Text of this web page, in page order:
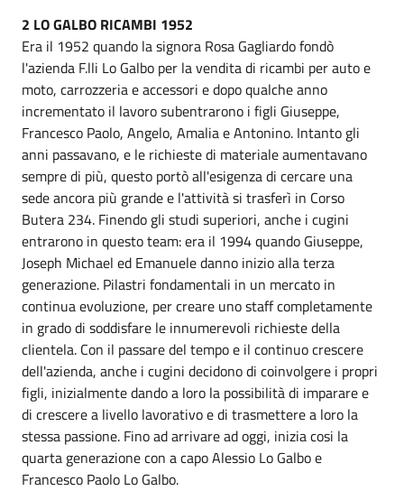
2 LO GALBO RICAMBI 1952
Era il 1952 quando la signora Rosa Gagliardo fondò
l'azienda F.lli Lo Galbo per la vendita di ricambi per auto e
moto, carrozzeria e accessori e dopo qualche anno
incrementato il lavoro subentrarono i figli Giuseppe,
Francesco Paolo, Angelo, Amalia e Antonino. Intanto gli
anni passavano, e le richieste di materiale aumentavano
sempre di più, questo portò all'esigenza di cercare una
sede ancora più grande e l'attività si trasferì in Corso
Butera 234. Finendo gli studi superiori, anche i cugini
entrarono in questo team: era il 1994 quando Giuseppe,
Joseph Michael ed Emanuele danno inizio alla terza
generazione. Pilastri fondamentali in un mercato in
continua evoluzione, per creare uno staff completamente
in grado di soddisfare le innumerevoli richieste della
clientela. Con il passare del tempo e il continuo crescere
dell'azienda, anche i cugini decidono di coinvolgere i propri
figli, inizialmente dando a loro la possibilità di imparare e
di crescere a livello lavorativo e di trasmettere a loro la
stessa passione. Fino ad arrivare ad oggi, inizia cosi la
quarta generazione con a capo Alessio Lo Galbo e
Francesco Paolo Lo Galbo.